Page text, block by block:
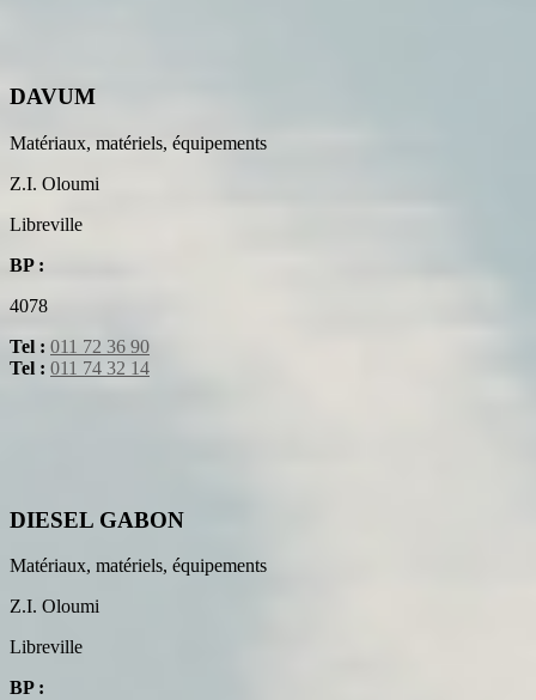
DAVUM
Matériaux, matériels, équipements
Z.I. Oloumi
Libreville
BP :
4078
Tel : 011 72 36 90
Tel : 011 74 32 14
DIESEL GABON
Matériaux, matériels, équipements
Z.I. Oloumi
Libreville
BP :